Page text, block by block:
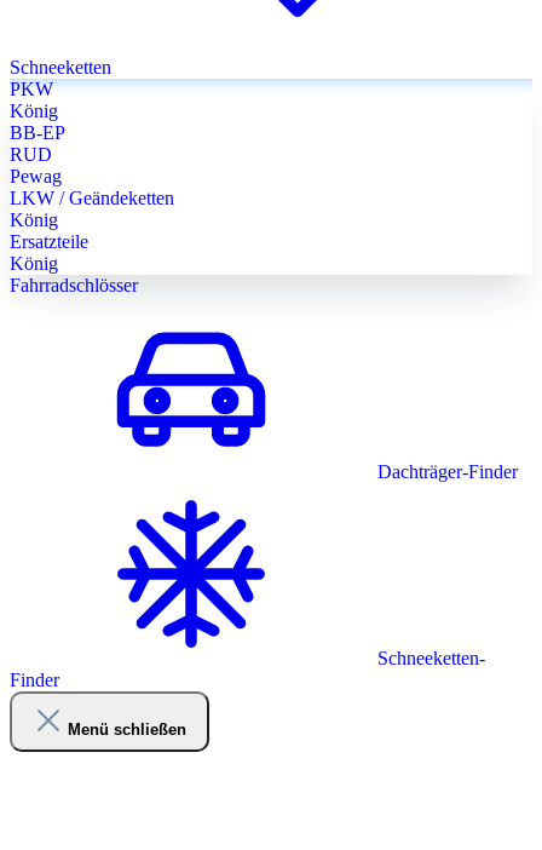
Schneeketten
PKW
König
BB-EP
RUD
Pewag
LKW / Geändeketten
König
Ersatzteile
König
Fahrradschlösser
Dachträger-Finder
Schneeketten-
Finder
Menü schließen